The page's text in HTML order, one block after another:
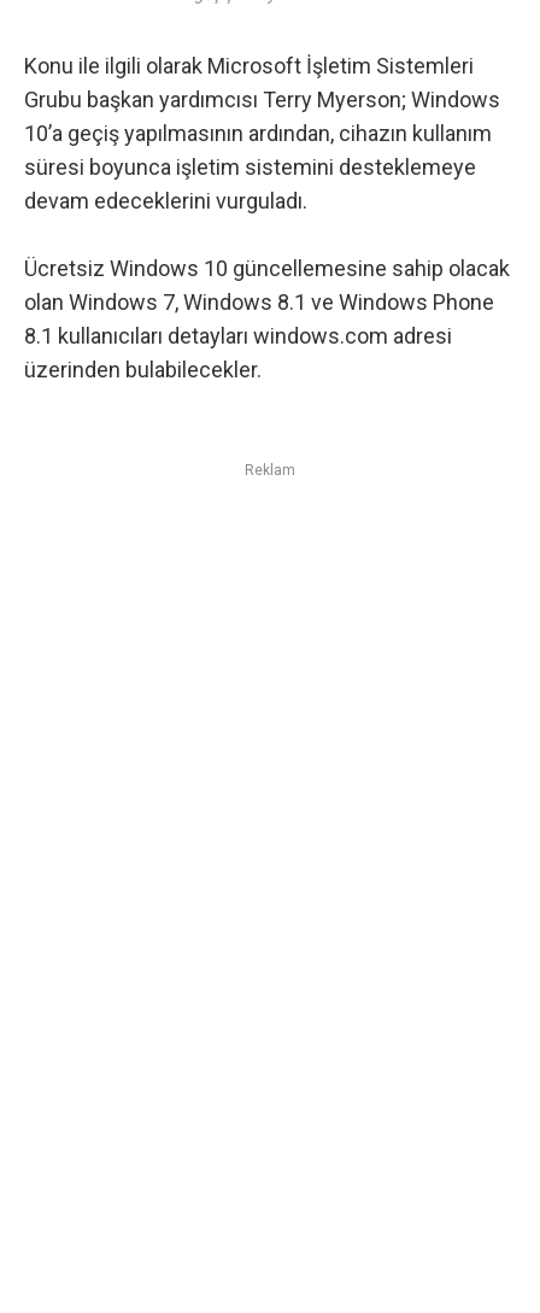
Konu ile ilgili olarak Microsoft İşletim Sistemleri
Grubu başkan yardımcısı Terry Myerson; Windows
10’a geçiş yapılmasının ardından, cihazın kullanım
süresi boyunca işletim sistemini desteklemeye
devam edeceklerini vurguladı.
Ücretsiz Windows 10 güncellemesine sahip olacak
olan Windows 7, Windows 8.1 ve Windows Phone
8.1 kullanıcıları detayları windows.com adresi
üzerinden bulabilecekler.
Reklam